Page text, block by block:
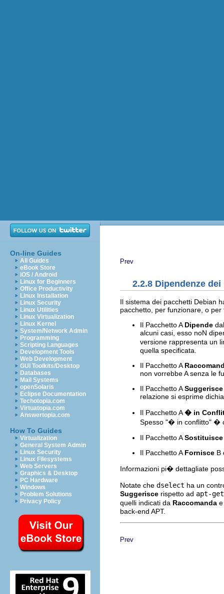
On-line Guides
All Guides
eBook Store
iOS / Android
Linux for Beginners
Office Productivity
Linux Installation
Linux Security
Linux Utilities
Linux Virtualization
Linux Kernel
System/Network Admin
Programming
Scripting Languages
Development Tools
Web Development
GUI Toolkits/Desktop
Databases
Mail Systems
openSolaris
Eclipse Documentation
Techotopia.com
Virtuatopia.com
Answertopia.com
How To Guides
Virtualization
General System Admin
Linux Security
Linux Filesystems
Web Servers
Graphics & Desktop
PC Hardware
Windows
Problem Solutions
Privacy Policy
Prev
2.2.8 Dipendenze
Il sistema dei pacchetti Debian
pacchetto, per funzionare, o
Il Pacchetto A Dipende
alcuni casi, esso noN
versione rappresenta un
quella specificata.
Il Pacchetto A
non vorrebbe A senza le
Il Pacchetto ASuggerisce
relazione si esprime
Il Pacchetto A� in
Spesso "� in conflitto" �
Il Pacchetto ASostituisce
Il Pacchetto A Fornisce B
Informazioni pi� dettagliate
Notate che dselect ha un
Suggerisce rispetto ad apt-get
quelli indicati da Raccomanda
back-end APT.
Prev